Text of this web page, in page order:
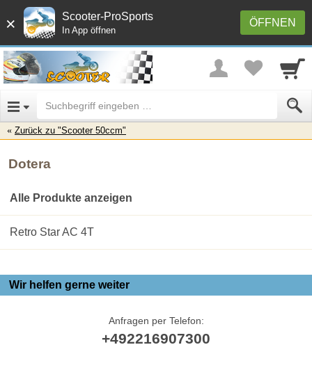
× ÖFFNEN
Scooter-ProSports
In App öffnen
Zurück zu "Scooter 50ccm"
Dotera
Alle Produkte anzeigen
Retro Star AC 4T
Wir helfen gerne weiter
Anfragen per Telefon:
+492216907300